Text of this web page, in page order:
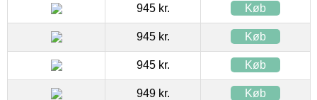
945 kr. Køb
945 kr. Køb
945 kr. Køb
949 kr. Køb